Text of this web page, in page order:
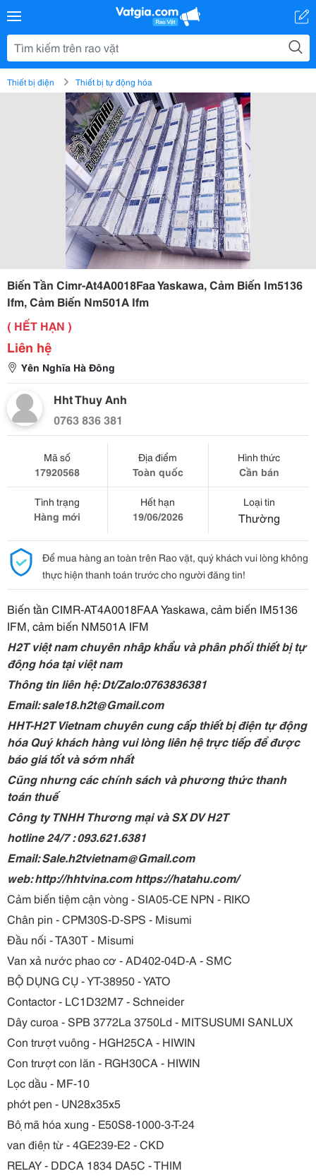
Thiết bị điện Thiết bị tự động hóa
Biến Tần Cimr-At4A0018Faa Yaskawa, Cảm Biến Im5136
Ifm, Cảm Biến Nm501A Ifm
( HẾT HẠN )
Liên hệ
Yên Nghĩa Hà Đông
Hht Thuy Anh
0763 836 381
Mã số
17920568
Địa điểm
Toàn quốc
Hình thức
Cần bán
Tình trạng
Hàng mới
Hết hạn
19/06/2026
Loại tin
Thường
Để mua hàng an toàn trên Rao vặt, quý khách vui lòng không
thực hiện thanh toán trước cho người đăng tin!
Biến tần CIMR-AT4A0018FAA Yaskawa, cảm biến IM5136
IFM, cảm biến NM501A IFM
H2T việt nam chuyên nhập khẩu và phân phối thiết bị tự
động hóa tại việt nam
Thông tin liên hệ: Dt/Zalo:0763836381
Email: sale18.h2t@Gmail.com
HHT-H2T Vietnam chuyên cung cấp thiết bị điện tự động
hóa Quý khách hàng vui lòng liên hệ trực tiếp để được
báo giá tốt và sớm nhất
Cũng nhưng các chính sách và phương thức thanh
toán thuế
Công ty TNHH Thương mại và SX DV H2T
hotline 24/7 : 093.621.6381
Email: Sale.h2tvietnam@Gmail.com
web: http://hhtvina.com https://hatahu.com/
Cảm biến tiệm cận vòng - SIA05-CE NPN - RIKO
Chân pin - CPM30S-D-SPS - Misumi
Đầu nối - TA30T - Misumi
Van xả nước phao cơ - AD402-04D-A - SMC
BỘ DỤNG CỤ - YT-38950 - YATO
Contactor - LC1D32M7 - Schneider
Dây curoa - SPB 3772La 3750Ld - MITSUSUMI SANLUX
Con trượt vuông - HGH25CA - HIWIN
Con trượt con lăn - RGH30CA - HIWIN
Lọc dầu - MF-10
phớt pen - UN28x35x5
Bộ mã hóa xung - E50S8-1000-3-T-24
van điện từ - 4GE239-E2 - CKD
RELAY - DDCA 1834 DA5C - THIM